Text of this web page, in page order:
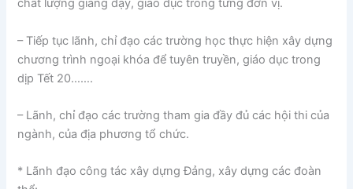
chất lượng giảng dạy, giáo dục trong từng đơn vị.
– Tiếp tục lãnh, chỉ đạo các trường học thực hiện xây dựng
chương trình ngoại khóa để tuyên truyền, giáo dục trong
dịp Tết 20…….
– Lãnh, chỉ đạo các trường tham gia đầy đủ các hội thi của
ngành, của địa phương tổ chức.
* Lãnh đạo công tác xây dựng Đảng, xây dựng các đoàn